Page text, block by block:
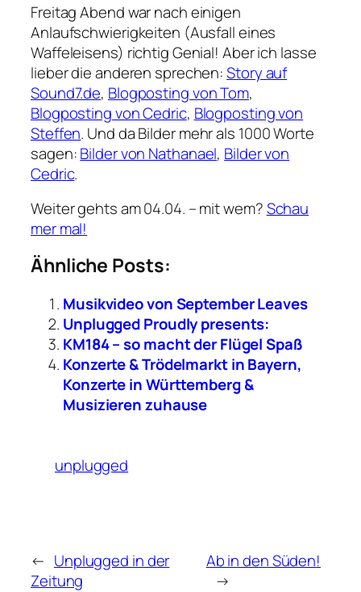
Freitag Abend war nach einigen
Anlaufschwierigkeiten (Ausfall eines
Waffeleisens) richtig Genial! Aber ich lasse
lieber die anderen sprechen:Story auf
Sound7.de, Blogposting von Tom,
Blogposting von Cedric, Blogposting von
Steffen. Und da Bilder mehr als 1000 Worte
sagen:Bilder von Nathanael, Bilder von
Cedric.
Weiter gehts am 04.04. – mit wem?Schau
mer mal!
Ähnliche Posts:
Musikvideo von September Leaves
Unplugged Proudly presents:
KM184 – so macht der Flügel Spaß
Konzerte & Trödelmarkt in Bayern,
Konzerte in Württemberg &
Musizieren zuhause
unplugged
← Unplugged in der
Zeitung
Ab in den Süden!
→